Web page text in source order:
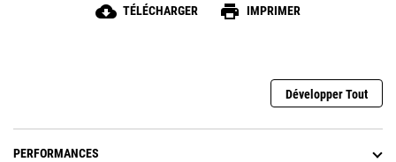
cloud_download TÉLÉCHARGER print IMPRIMER
Développer Tout
PERFORMANCES